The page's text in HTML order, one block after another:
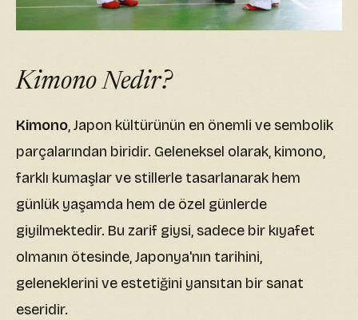
Kimono Nedir?
Kimono, Japon kültürünün en önemli ve sembolik
parçalarından biridir. Geleneksel olarak, kimono,
farklı kumaşlar ve stillerle tasarlanarak hem
günlük yaşamda hem de özel günlerde
giyilmektedir. Bu zarif giysi, sadece bir kıyafet
olmanın ötesinde, Japonya'nın tarihini,
geleneklerini ve estetiğini yansıtan bir sanat
eseridir.